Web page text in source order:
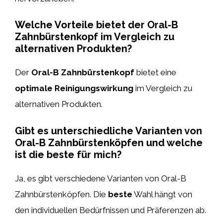
Welche Vorteile bietet der Oral-B
Zahnbürstenkopf im Vergleich zu
alternativen Produkten?
Der Oral-B Zahnbürstenkopf bietet eine
optimale Reinigungswirkung im Vergleich zu
alternativen Produkten.
Gibt es unterschiedliche Varianten von
Oral-B Zahnbürstenköpfen und welche
ist die beste für mich?
Ja, es gibt verschiedene Varianten von Oral-B
Zahnbürstenköpfen. Die beste Wahl hängt von
den individuellen Bedürfnissen und Präferenzen ab.